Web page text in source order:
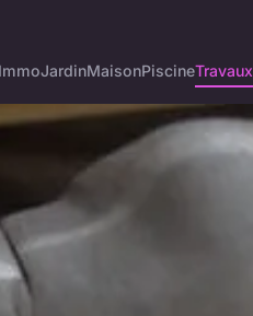
JardinMaisonPiscineTravaux